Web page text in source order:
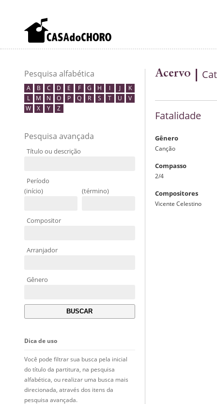
Pesquisa alfabética
A B C D E F G H I J
K
L
M N O P Q R S T U
V
W
X Y Z
Pesquisa avançada
Título ou descrição
Período
(início)
(término)
Compositor
Arranjador
Gênero
Dica de uso
Você pode filtrar sua busca pela inicial
do título da partitura, na pesquisa
alfabética, ou realizar uma busca mais
direcionada, através dos itens da
pesquisa avançada.
Acervo
Fatalidade
Gênero
Canção
Compasso
2/4
Compositores
Vicente Celestino